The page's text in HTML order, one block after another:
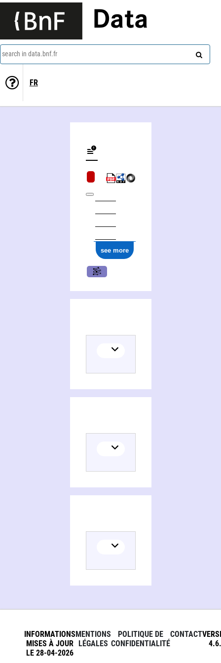
Data
search in data.bnf.fr
FR
see more
INFORMATIONS
MISES À JOUR
LE 28-04-2026
MENTIONS
LÉGALES
POLITIQUE DE
CONFIDENTIALITÉ
CONTACT